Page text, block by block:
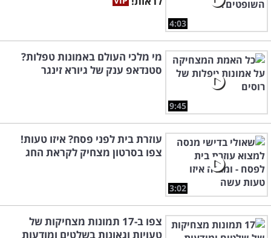
4:03
9:45
מי מלכי העולם באמונות טפלות?
סטנדאפ ענק של גיורא זינגר
3:02
עוזרת בית לפני פסח? איזו טעות!
צפו בסרטון מצחיק לקראת החג
צפו ב-17 תמונות מצחיקות של
טעויות וגאונות בשלטים ומודעות